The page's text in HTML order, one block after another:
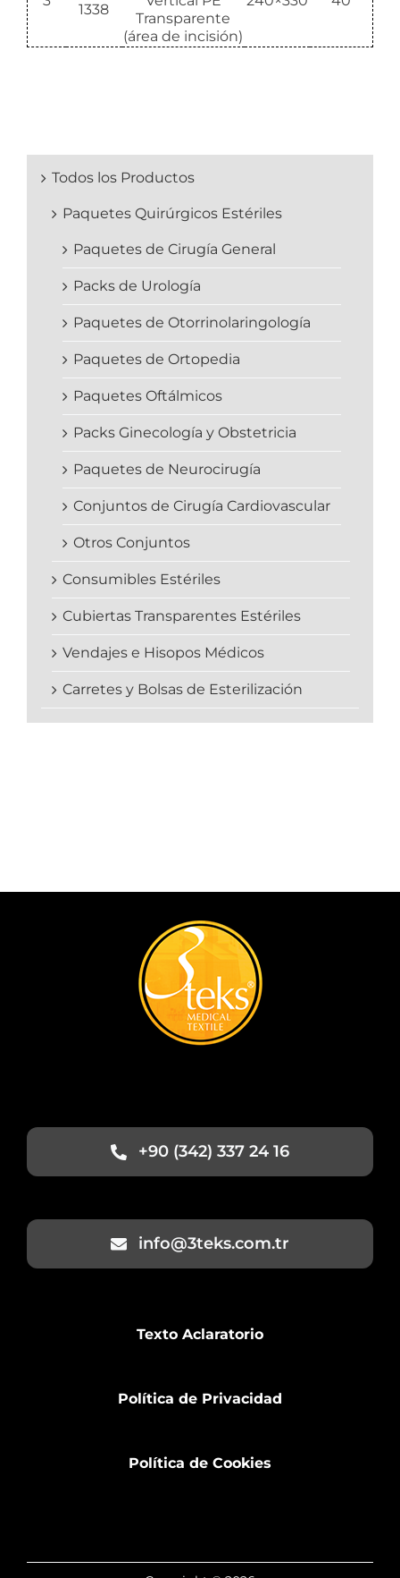
1338
Transparente
(área de incisión)
Todos los Productos
Paquetes Quirúrgicos Estériles
Paquetes de Cirugía General
Packs de Urología
Paquetes de Otorrinolaringología
Paquetes de Ortopedia
Paquetes Oftálmicos
Packs Ginecología y Obstetricia
Paquetes de Neurocirugía
Conjuntos de Cirugía Cardiovascular
Otros Conjuntos
Consumibles Estériles
Cubiertas Transparentes Estériles
Vendajes e Hisopos Médicos
Carretes y Bolsas de Esterilización
+90 (342) 337 24 16
info@3teks.com.tr
Texto Aclaratorio
Política de Privacidad
Política de Cookies